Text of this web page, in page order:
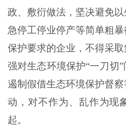
政、敷衍做法，坚决避免
急停工停业停产等简单粗
保护要求的企业，不得采
强对生态环境保护“一刀切
遏制假借生态环境保护督
动，对不作为、乱作为现
起。